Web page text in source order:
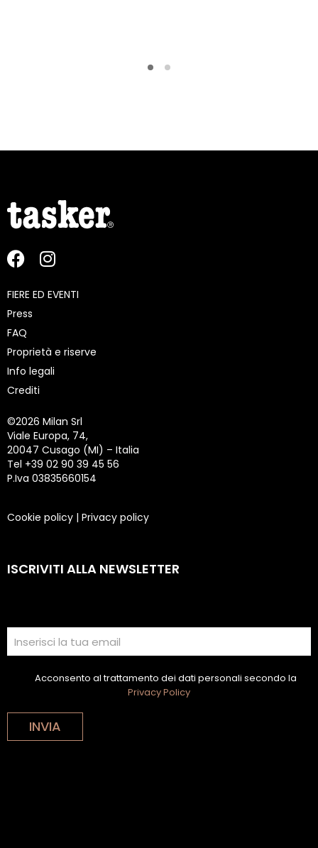
FIERE ED EVENTI
Press
FAQ
Proprietà e riserve
Info legali
Crediti
©2026 Milan Srl
Viale Europa, 74,
20047 Cusago (MI) – Italia
Tel +39 02 90 39 45 56
P.Iva 03835660154
Cookie policy | Privacy policy
ISCRIVITI ALLA NEWSLETTER
Acconsento al trattamento dei dati personali secondo la
Privacy Policy
INVIA